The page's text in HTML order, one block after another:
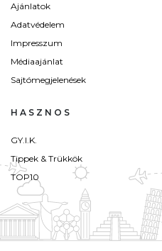
Ajánlatok
Adatvédelem
Impresszum
Médiaajánlat
Sajtómegjelenések
HASZNOS
GY.I.K.
Tippek & Trükkök
TOP10